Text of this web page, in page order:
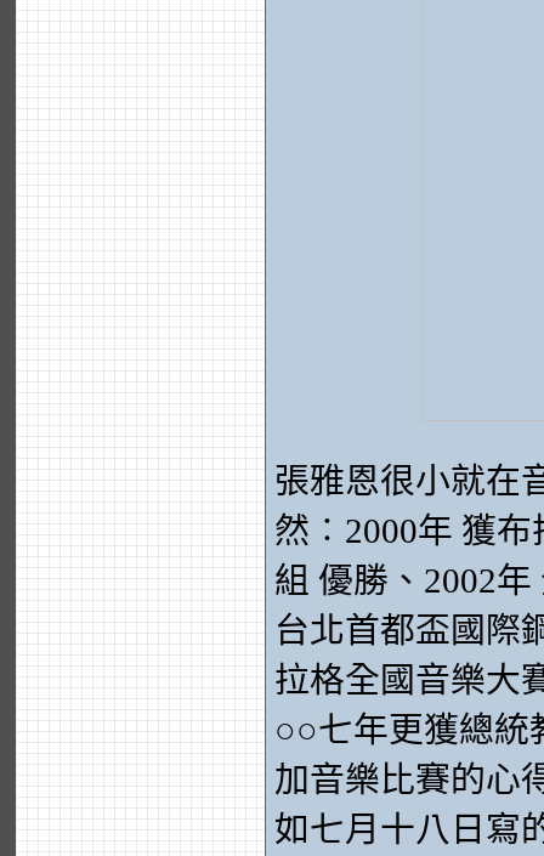
張雅恩很小就在
然︰2000年 獲
組 優勝、2002
台北首都盃國際
拉格全國音樂
○○七年更獲總統
加音樂比賽的心
如七月十八日寫